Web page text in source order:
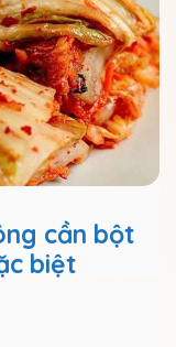
cần bột
biệt